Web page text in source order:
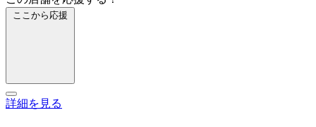
ここから応援
詳細を見る